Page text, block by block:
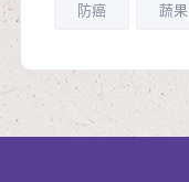
防癌 蔬果